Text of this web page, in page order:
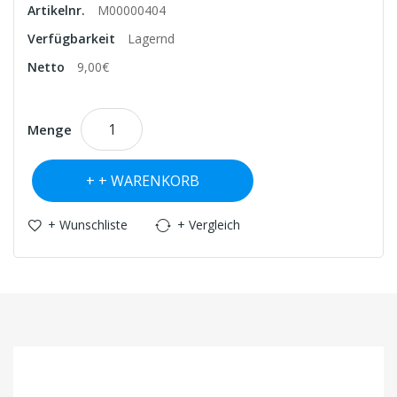
Artikelnr.
M00000404
Verfügbarkeit
Lagernd
Netto
9,00€
Menge
+ WARENKORB
+ Wunschliste + Vergleich